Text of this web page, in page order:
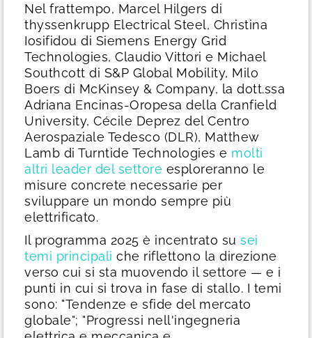
Nel frattempo, Marcel Hilgers di
thyssenkrupp Electrical Steel, Christina
Iosifidou di Siemens Energy Grid
Technologies, Claudio Vittori e Michael
Southcott di S&P Global Mobility, Milo
Boers di McKinsey & Company, la dott.ssa
Adriana Encinas-Oropesa della Cranfield
University, Cécile Deprez del Centro
Aerospaziale Tedesco (DLR), Matthew
Lamb di Turntide Technologies e molti
altri leader del settore esploreranno le
misure concrete necessarie per
sviluppare un mondo sempre più
elettrificato.
Il programma 2025 è incentrato su sei
temi principali che riflettono la direzione
verso cui si sta muovendo il settore — e i
punti in cui si trova in fase di stallo. I temi
sono: "Tendenze e sfide del mercato
globale"; "Progressi nell'ingegneria